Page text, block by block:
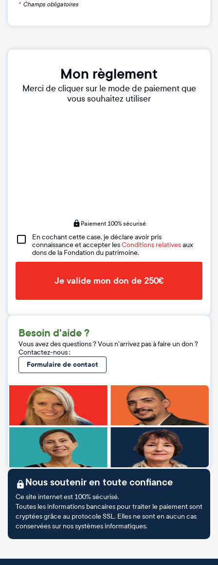
* Champs obligatoires
Mon règlement
Merci de cliquer sur le mode de paiement que
vous souhaitez utiliser
Paiement 100% sécurisé
En cochant cette case, je déclare avoir pris
connaissance et accepter lesConditions relativesaux
dons de la Fondation du patrimoine.
Je valide mon don de 250€
Besoin d'aide ?
Vous avez des questions ? Vous n'arrivez pas à faire un don ?
Contactez-nous :
Formulaire de contact
Nous soutenir en toute confiance
Ce site internet est 100% sécurisé.
Toutes les informations bancaires pour traiter le paiement sont
cryptées grâce au protocole SSL. Elles ne sont en aucun cas
conservées sur nos systèmes informatiques.